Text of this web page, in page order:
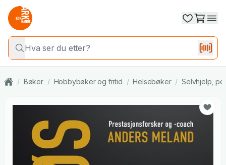
/ Bøker / Hobbybøker og fritid / Helsebøker / Selvhjelp,